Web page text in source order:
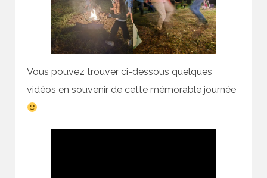
Vous pouvez trouver ci-dessous quelques
vidéos en souvenir de cette mémorable journée